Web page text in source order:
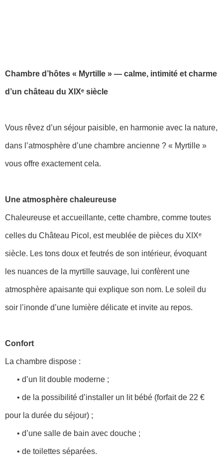
Chambre d’hôtes « Myrtille » — calme, intimité et charme
d’un château du XIXᵉ siècle
Vous rêvez d’un séjour paisible, en harmonie avec la nature,
dans l’atmosphère d’une chambre ancienne ? « Myrtille »
vous offre exactement cela.
Une atmosphère chaleureuse
Chaleureuse et accueillante, cette chambre, comme toutes
celles du Château Picol, est meublée de pièces du XIXᵉ
siècle. Les tons doux et feutrés de son intérieur, évoquant
les nuances de la myrtille sauvage, lui confèrent une
atmosphère apaisante qui explique son nom. Le soleil du
soir l’inonde d’une lumière délicate et invite au repos.
Confort
La chambre dispose :
• d’un lit double moderne ;
• de la possibilité d’installer un lit bébé (forfait de 22 €
pour la durée du séjour) ;
• d’une salle de bain avec douche ;
• de toilettes séparées.